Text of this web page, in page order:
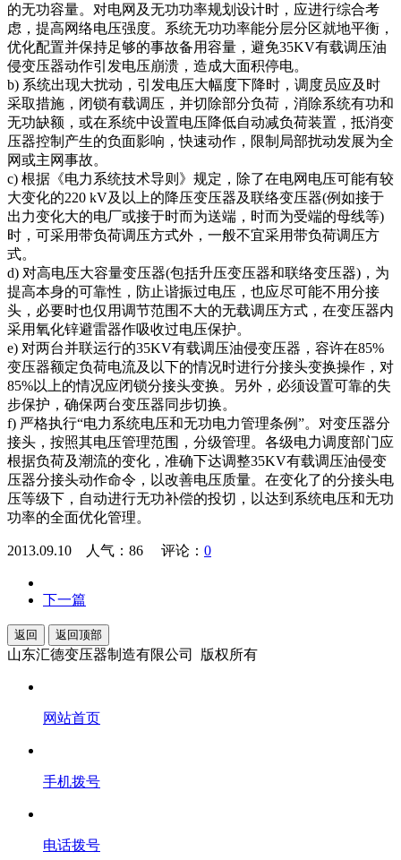
的无功容量。对电网及无功功率规划设计时，应进行综合考
虑，提高网络电压强度。系统无功功率能分层分区就地平衡，
优化配置并保持足够的事故备用容量，避免35KV有载调压油
侵变压器动作引发电压崩溃，造成大面积停电。
b) 系统出现大扰动，引发电压大幅度下降时，调度员应及时
采取措施，闭锁有载调压，并切除部分负荷，消除系统有功和
无功缺额，或在系统中设置电压降低自动减负荷装置，抵消变
压器控制产生的负面影响，快速动作，限制局部扰动发展为全
网或主网事故。
c) 根据《电力系统技术导则》规定，除了在电网电压可能有较
大变化的220 kV及以上的降压变压器及联络变压器(例如接于
出力变化大的电厂或接于时而为送端，时而为受端的母线等)
时，可采用带负荷调压方式外，一般不宜采用带负荷调压方
式。
d) 对高电压大容量变压器(包括升压变压器和联络变压器)，为
提高本身的可靠性，防止谐振过电压，也应尽可能不用分接
头，必要时也仅用调节范围不大的无载调压方式，在变压器内
采用氧化锌避雷器作吸收过电压保护。
e) 对两台并联运行的35KV有载调压油侵变压器，容许在85%
变压器额定负荷电流及以下的情况时进行分接头变换操作，对
85%以上的情况应闭锁分接头变换。另外，必须设置可靠的失
步保护，确保两台变压器同步切换。
f) 严格执行“电力系统电压和无功电力管理条例”。对变压器分
接头，按照其电压管理范围，分级管理。各级电力调度部门应
根据负荷及潮流的变化，准确下达调整35KV有载调压油侵变
压器分接头动作命令，以改善电压质量。在变化了的分接头电
压等级下，自动进行无功补偿的投切，以达到系统电压和无功
功率的全面优化管理。
2013.09.10 人气： 86 评论： 0
下一篇
返回 返回顶部
山东汇德变压器制造有限公司 版权所有
网站首页
手机拨号
电话拨号